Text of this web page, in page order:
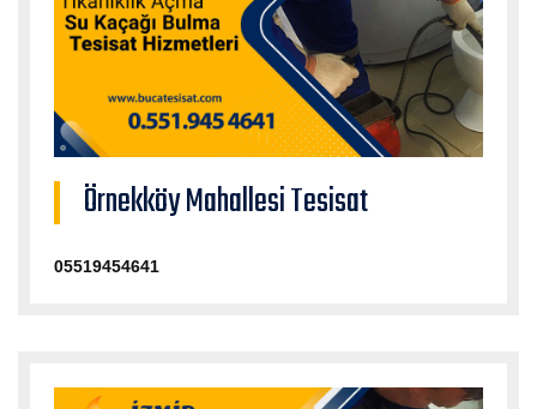
Örnekköy Mahallesi Tesisat
05519454641